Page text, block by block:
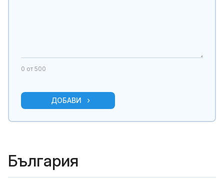
0 от 500
ДОБАВИ
България